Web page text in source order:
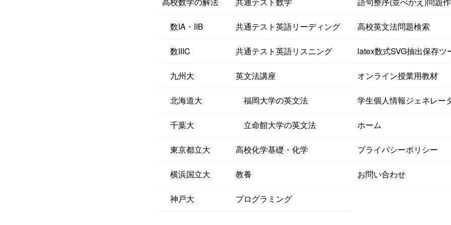
数IA・IIB
数IIIC
九州大
北海道大
千葉大
東京都立大
横浜国立大
神戸大
共通テスト英語リーディング
共通テスト英語リスニング
英文法講座
福岡大学の英文法
立命館大学の英文法
高校化学基礎・化学
教養
プログラミング
高校英文法問題検索
latex数式SVG抽出保存ツ
オンライン授業用教材
学生個人情報ジェネレー
ホーム
プライバシーポリシー
お問い合わせ